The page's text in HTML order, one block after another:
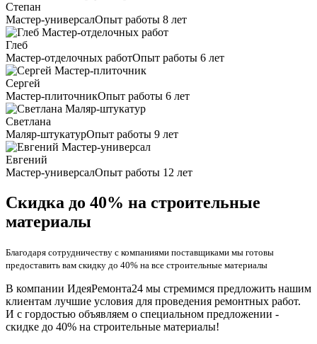
Степан
Мастер-универсалОпыт работы 8 лет
Глеб
Мастер-отделочных работОпыт работы 6 лет
Сергей
Мастер-плиточникОпыт работы 6 лет
Светлана
Маляр-штукатурОпыт работы 9 лет
Евгений
Мастер-универсалОпыт работы 12 лет
Скидка до 40% на строительные
материалы
Благодаря сотрудничеству с компаниями поставщиками мы готовы
предоставить вам скидку до 40% на все строительные материалы
В компании ИдеяРемонта24 мы стремимся предложить нашим
клиентам лучшие условия для проведения ремонтных работ.
И с гордостью объявляем о специальном предложении -
скидке до 40% на строительные материалы!